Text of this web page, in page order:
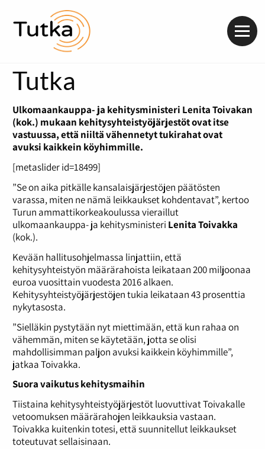
Tutka
Ulkomaankauppa- ja kehitysministeri Lenita Toivakan
(kok.) mukaan kehitysyhteistyöjärjestöt ovat itse
vastuussa, että niiltä vähennetyt tukirahat ovat
avuksi kaikkein köyhimmille.
[metaslider id=18499]
”Se on aika pitkälle kansalaisjärjestöjen päätösten
varassa, miten ne nämä leikkaukset kohdentavat”, kertoo
Turun ammattikorkeakoulussa vieraillut
ulkomaankauppa- ja kehitysministeri Lenita Toivakka
(kok.).
Kevään hallitusohjelmassa linjattiin, että
kehitysyhteistyön määrärahoista leikataan 200 miljoonaa
euroa vuosittain vuodesta 2016 alkaen.
Kehitysyhteistyöjärjestöjen tukia leikataan 43 prosenttia
nykytasosta.
”Sielläkin pystytään nyt miettimään, että kun rahaa on
vähemmän, miten se käytetään, jotta se olisi
mahdollisimman paljon avuksi kaikkein köyhimmille”,
jatkaa Toivakka.
Suora vaikutus kehitysmaihin
Tiistaina kehitysyhteistyöjärjestöt luovuttivat Toivakalle
vetoomuksen määrärahojen leikkauksia vastaan.
Toivakka kuitenkin totesi, että suunnitellut leikkaukset
toteutuvat sellaisinaan.